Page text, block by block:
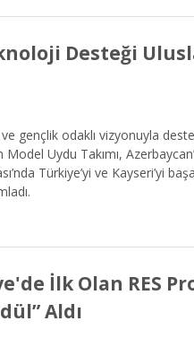
Desteği
gençlik odaklı vizyonuyla
Uydu Takımı,
Türkiye’yi ve Kayseri’yi
İlk Olan RES
Aldı